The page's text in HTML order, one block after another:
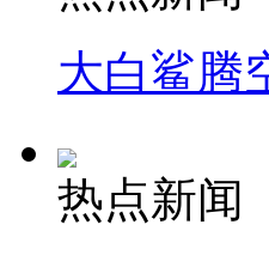
大白鲨腾
热点新闻